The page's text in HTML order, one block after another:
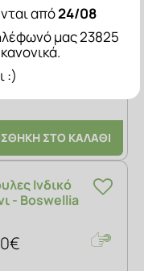
των
ΣΤΟ ΚΑΛΑΘΙ
Ινδικό
- Boswellia
από24/08
μας 23825
:)